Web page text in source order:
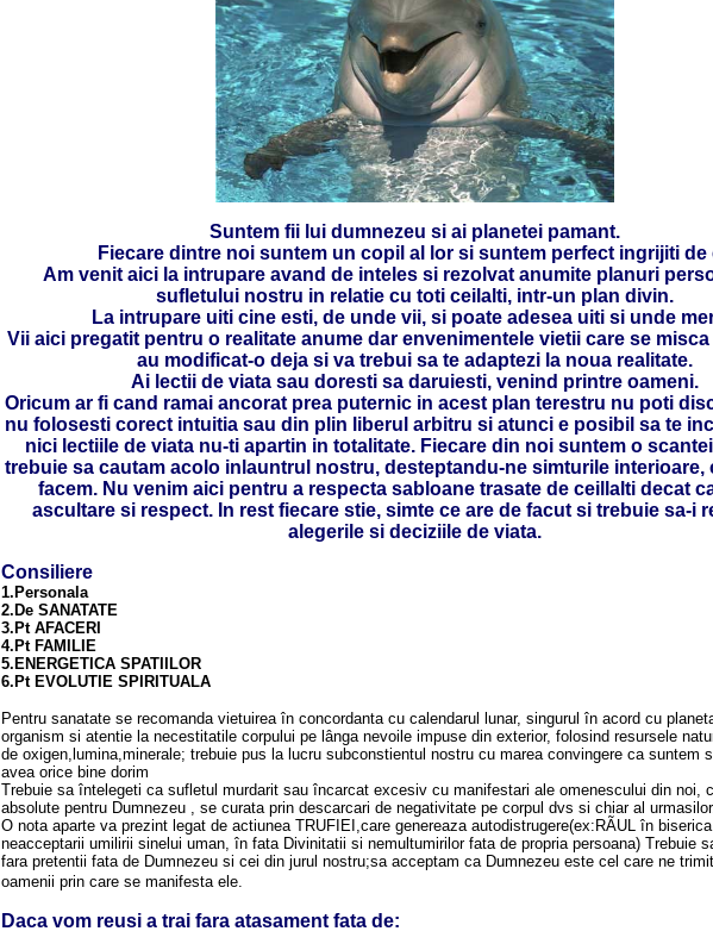
Suntem fii lui dumnezeu si ai planetei pamant.
Fiecare dintre noi suntem un copil al lor si suntem perfect ingrijiti de
Am venit aici la intrupare avand de inteles si rezolvat anumite planuri
sufletului nostru in relatie cu toti ceilalti, intr-un plan divin.
La intrupare uiti cine esti, de unde vii, si poate adesea uiti si unde
Vii aici pregatit pentru o realitate anume dar envenimentele vietii care se
au modificat-o deja si va trebui sa te adaptezi la noua realitate.
Ai lectii de viata sau doresti sa daruiesti, venind printre oameni.
Oricum ar fi cand ramai ancorat prea puternic in acest plan terestru nu poti
nu folosesti corect intuitia sau din plin liberul arbitru si atunci e posibil sa te
nici lectiile de viata nu-ti apartin in totalitate. Fiecare din noi suntem o
trebuie sa cautam acolo inlauntrul nostru, desteptandu-ne simturile interioare,
facem. Nu venim aici pentru a respecta sabloane trasate de ceillalti decat
ascultare si respect. In rest fiecare stie, simte ce are de facut si trebuie sa-i
alegerile si deciziile de viata.
Consiliere
1.Personala
2.De SANATATE
3.Pt AFACERI
4.Pt FAMILIE
5.ENERGETICA SPATIILOR
6.Pt EVOLUTIE SPIRITUALA
Pentru sanatate se recomanda vietuirea în concordanta cu calendarul lunar, singurul în acord cu
organism si atentie la necestitatile corpului pe lânga nevoile impuse din exterior, folosind resursele
de oxigen,lumina,minerale; trebuie pus la lucru subconstientul nostru cu marea convingere ca suntem
avea orice bine dorim
Trebuie sa întelegeti ca sufletul murdarit sau încarcat excesiv cu manifestari ale omenescului din noi,
absolute pentru Dumnezeu , se curata prin descarcari de negativitate pe corpul dvs si chiar al
O nota aparte va prezint legat de actiunea TRUFIEI,care genereaza autodistrugere(ex:RÃUL în
neacceptarii umilirii sinelui uman, în fata Divinitatii si nemultumirilor fata de propria persoana) Trebuie
fara pretentii fata de Dumnezeu si cei din jurul nostru;sa acceptam ca Dumnezeu este cel care ne
oamenii prin care se manifesta ele.
Daca vom reusi a trai fara atasament fata de: